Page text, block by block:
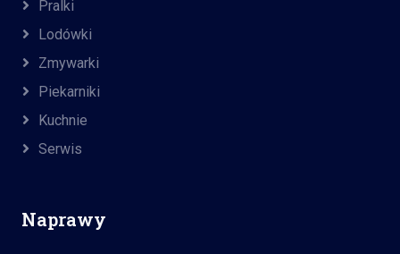
Pralki
Lodówki
Zmywarki
Piekarniki
Kuchnie
Serwis
Naprawy